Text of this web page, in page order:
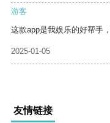
游客
这款app是我娱乐的好帮手
2025-01-05
友情链接